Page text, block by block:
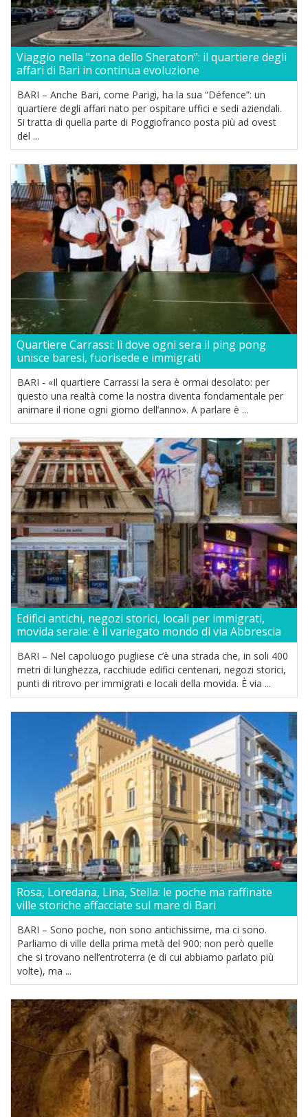
Viaggio nella "zona dello Sheraton": il quartiere degli
affari di Bari in continua evoluzione
BARI – Anche Bari, come Parigi, ha la sua “Défence”: un
quartiere degli affari nato per ospitare uffici e sedi aziendali.
Si tratta di quella parte di Poggiofranco posta più ad ovest
del ...
Quartiere Carrassi: lì dove ogni sera il ping pong
unisce baresi, fuorisede e immigrati
BARI - «Il quartiere Carrassi la sera è ormai desolato: per
questo una realtà come la nostra diventa fondamentale per
animare il rione ogni giorno dell’anno». A parlare è ...
Edifici antichi, negozi storici, locali per immigrati,
movida serale: è il variegato mondo di via Abbrescia
BARI – Nel capoluogo pugliese c’è una strada che, in soli 400
metri di lunghezza, racchiude edifici centenari, negozi storici,
punti di ritrovo per immigrati e locali della movida. È via ...
Rosa, Loredana, Lina, Stella: le poche ma raffinate
ville storiche affacciate sul mare di Bari
BARI – Sono poche, non sono antichissime, ma ci sono.
Parliamo di ville della prima metà del 900: non però quelle
che si trovano nell’entroterra (e di cui abbiamo parlato più
volte), ma ...